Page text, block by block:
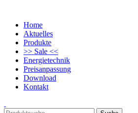
Home
Aktuelles
Produkte
>> Sale <<
Energietechnik
Preisanpassung
Download
Kontakt